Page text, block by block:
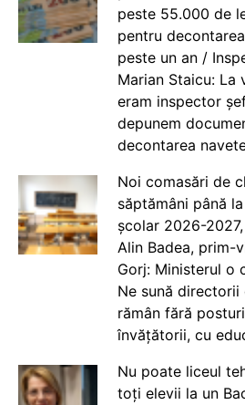
peste 55.000 de
pentru
peste un an /
Marian Staicu: La
eram inspector
depunem
decontarea
Noi comasări de
săptămâni până
școlar 2026-
Alin Badea, prim-
Gorj: Ministerul o
Ne sună
rămân fără
învățătorii, cu
Nu poate liceul
toți elevii la un